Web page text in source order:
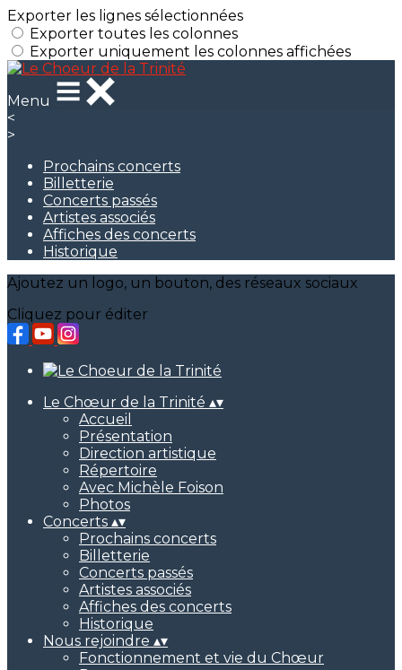
Exporter les lignes sélectionnées
Exporter toutes les colonnes
Exporter uniquement les colonnes affichées
Menu
<
>
Prochains concerts
Billetterie
Concerts passés
Artistes associés
Affiches des concerts
Historique
Ajoutez un logo, un bouton, des réseaux sociaux
Cliquez pour éditer
Le Chœur de la Trinité ▴▾
Accueil
Présentation
Direction artistique
Répertoire
Avec Michèle Foison
Photos
Concerts ▴▾
Prochains concerts
Billetterie
Concerts passés
Artistes associés
Affiches des concerts
Historique
Nous rejoindre ▴▾
Fonctionnement et vie du Chœur